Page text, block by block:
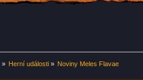
» Herní události» Noviny Meles Flavae